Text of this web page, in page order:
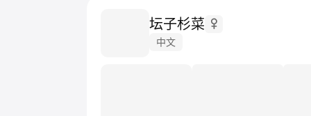
坛子杉菜
中文